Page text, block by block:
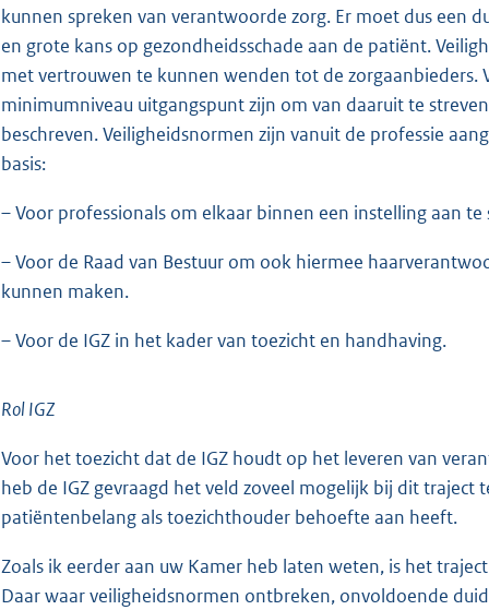
kunnen spreken van verantwoorde zorg. Er moet dus een
en grote kans op gezondheidsschade aan de patiënt.
met vertrouwen te kunnen wenden tot de
minimumniveau uitgangspunt zijn om van daaruit te
beschreven. Veiligheidsnormen zijn vanuit de professie
basis:
– Voor professionals om elkaar binnen een instelling aan
– Voor de Raad van Bestuur om ook hiermee
kunnen maken.
– Voor de IGZ in het kader van toezicht en handhaving.
Rol IGZ
Voor het toezicht dat de IGZ houdt op het leveren van
heb de IGZ gevraagd het veld zoveel mogelijk bij dit
patiëntenbelang als toezichthouder behoefte aan heeft.
Zoals ik eerder aan uw Kamer heb laten weten, is het
Daar waar veiligheidsnormen ontbreken, onvoldoende